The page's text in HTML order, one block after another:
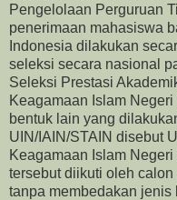
Pengelolaan Perguruan
penerimaan mahasiswa
Indonesia dilakukan
seleksi secara nasional
Seleksi Prestasi
Keagamaan Islam
bentuk lain yang
UIN/IAIN/STAIN disebut
Keagamaan Islam
tersebut diikuti oleh
tanpa membedakan jenis